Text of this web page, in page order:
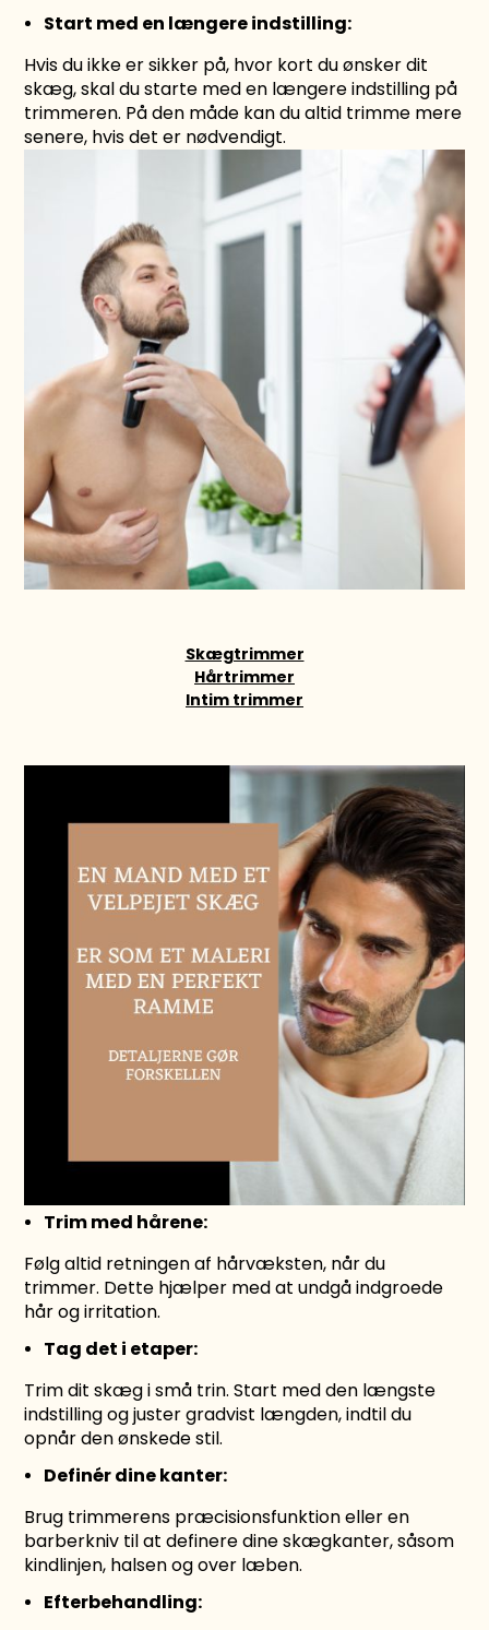
Start med en længere indstilling:
Hvis du ikke er sikker på, hvor kort du ønsker dit
skæg, skal du starte med en længere indstilling på
trimmeren. På den måde kan du altid trimme mere
senere, hvis det er nødvendigt.
Skægtrimmer
Hårtrimmer
Intim trimmer
Trim med hårene:
Følg altid retningen af hårvæksten, når du
trimmer. Dette hjælper med at undgå indgroede
hår og irritation.
Tag det i etaper:
Trim dit skæg i små trin. Start med den længste
indstilling og juster gradvist længden, indtil du
opnår den ønskede stil.
Definér dine kanter:
Brug trimmerens præcisionsfunktion eller en
barberkniv til at definere dine skægkanter, såsom
kindlinjen, halsen og over læben.
Efterbehandling: